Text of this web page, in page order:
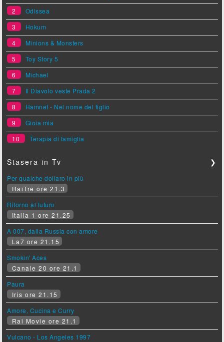
2
Odissea
3
Hokum
4
Minions & Monsters
5
Toy Story 5
6
Michael
7
Il Diavolo veste Prada 2
8
Hamnet - Nel nome del figlio
9
Gioia mia
10
Terapia di famiglia
Stasera in Tv ❯
Per qualche dollaro in più
RaiTre ore 21.3
Ritorno al futuro
Italia 1 ore 21.25
A 007, dalla Russia con amore
La7 ore 21.15
Smokin' Aces
Canale 20 ore 21.1
Paura
Iris ore 21.15
Amore, Cucina e Curry
Rai Movie ore 21.1
Vulcano - Los Angeles 1997